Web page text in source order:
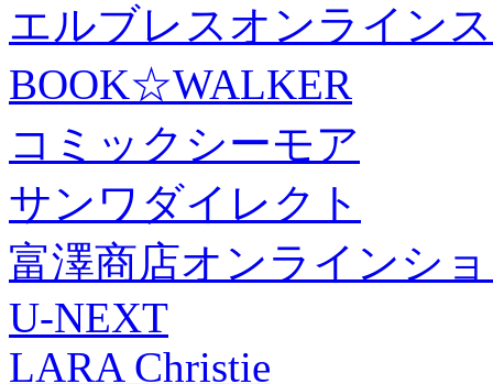
エルブレスオンライン
BOOK☆WALKER
コミックシーモア
サンワダイレクト
富澤商店オンラインシ
U-NEXT
LARA Christie